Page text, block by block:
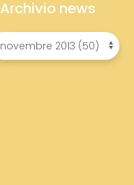
Archivio news